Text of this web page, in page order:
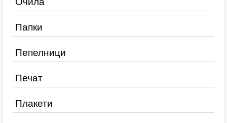
Папки
Пепелници
Печат
Плакети